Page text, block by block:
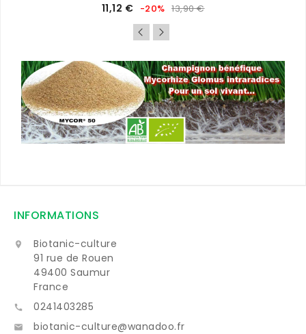
Prix
11,12 € Prix
de
base
-20% 13,90 €
INFORMATIONS

Biotanic-culture
91 rue de Rouen
49400 Saumur
France
 0241403285
 biotanic-culture@wanadoo.fr